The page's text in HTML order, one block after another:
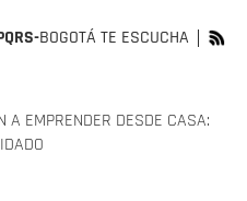
BOGOTÁ TE ESCUCHA
A EMPRENDER DESDE CASA: